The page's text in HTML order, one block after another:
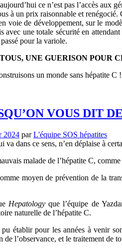
ce n’est pas l’accès aux
à un prix raisonnable et
voie de développement, sur le
avec une totale sécurité en
pour la variole.
UNE GUERISON POUR
un monde sans hépatite C !
VOUS DIT
2024 parL'équipe SOS hépatites
dans ce sens, n’en déplaise à
malade de l’hépatite C,
moyen de prévention de la
Hepatology que l’équipe de
naturelle de l’hépatite C.
établir pour les années à venir
de l’observance, et le traitement